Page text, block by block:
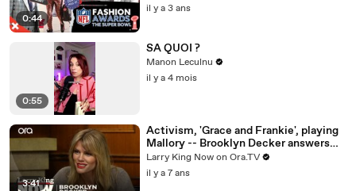
0:44
il y a 3 ans
0:55
SA QUOI ?
Manon Leculnu
il y a 4 mois
3:41
Activism, 'Grace and Frankie', playing
Mallory -- Brooklyn Decker answers
your social media questions
Larry King Now on Ora.TV
il y a 7 ans